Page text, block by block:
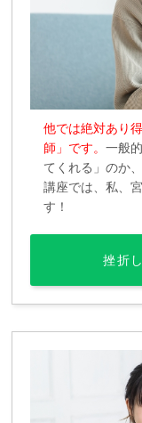
他では絶対あり
師」です。一般
てくれる」のか
講座では、私、
す！
挫折